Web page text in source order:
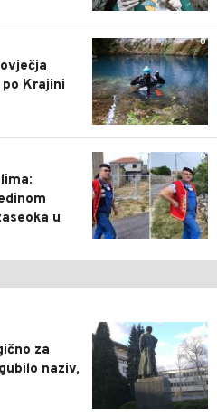
0
Krajini
0
u
4
za
naziv,